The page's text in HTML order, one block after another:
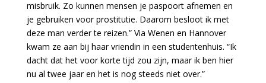
misbruik. Zo kunnen mensen je paspoort afnemen en
je gebruiken voor prostitutie. Daarom besloot ik met
deze man verder te reizen.” Via Wenen en Hannover
kwam ze aan bij haar vriendin in een studentenhuis. “Ik
dacht dat het voor korte tijd zou zijn, maar ik ben hier
nu al twee jaar en het is nog steeds niet over.”